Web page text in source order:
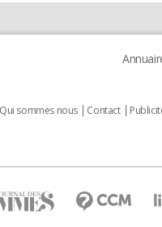
Qui sommes nous Contact